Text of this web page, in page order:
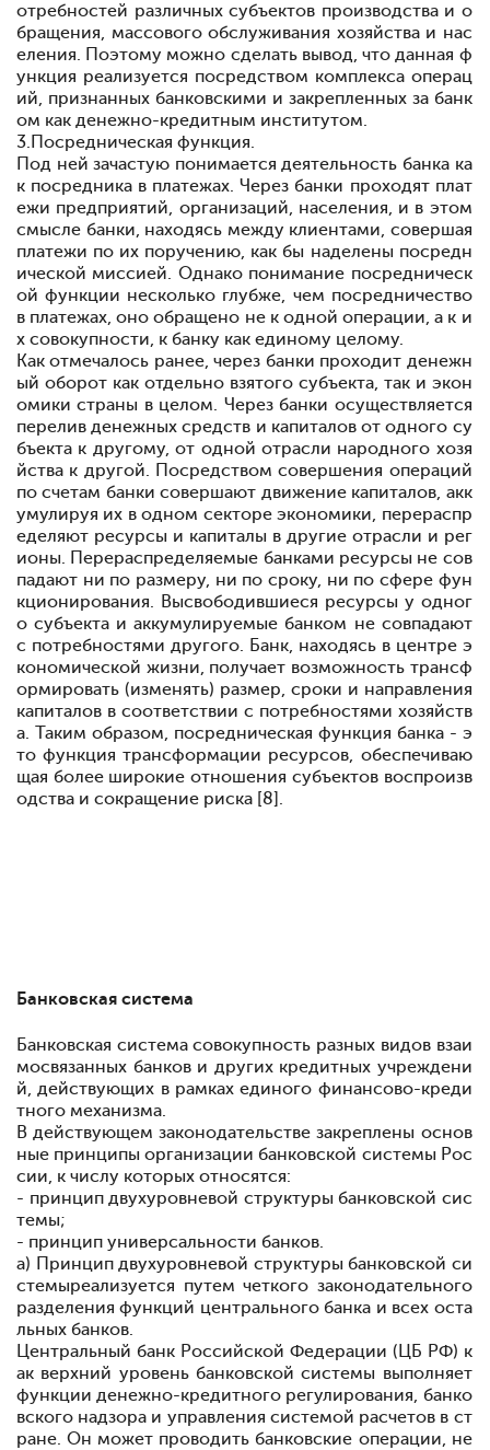
отребностей различных субъектов производства и о
бращения, массового обслуживания хозяйства и нас
еления. Поэтому можно сделать вывод, что данная ф
ункция реализуется посредством комплекса операц
ий, признанных банковскими и закрепленных за банк
ом как денежно-кредитным институтом.
3. Посредническая функция.
Под ней зачастую понимается деятельность банка ка
к посредника в платежах. Через банки проходят плат
ежи предприятий, организаций, населения, и в этом
смысле банки, находясь между клиентами, совершая
платежи по их поручению, как бы наделены посредн
ической миссией. Однако понимание посредническ
ой функции несколько глубже, чем посредничество
в платежах, оно обращено не к одной операции, а к и
х совокупности, к банку как единому целому.
Как отмечалось ранее, через банки проходит денежн
ый оборот как отдельно взятого субъекта, так и экон
омики страны в целом. Через банки осуществляется
перелив денежных средств и капиталов от одного су
бъекта к другому, от одной отрасли народного хозя
йства к другой. Посредством совершения операций
по счетам банки совершают движение капиталов, акк
умулируя их в одном секторе экономики, перераспр
еделяют ресурсы и капиталы в другие отрасли и рег
ионы. Перераспределяемые банками ресурсы не сов
падают ни по размеру, ни по сроку, ни по сфере фун
кционирования. Высвободившиеся ресурсы у одног
о субъекта и аккумулируемые банком не совпадают
с потребностями другого. Банк, находясь в центре э
кономической жизни, получает возможность трансф
ормировать (изменять) размер, сроки и направления
капиталов в соответствии с потребностями хозяйств
а. Таким образом, посредническая функция банка - э
то функция трансформации ресурсов, обеспечиваю
щая более широкие отношения субъектов воспроизв
одства и сокращение риска [8].
Банковская система
Банковская системасовокупность разных видов взаи
мосвязанных банков и других кредитных учреждени
й, действующих в рамках единого финансово-креди
тного механизма.
В действующем законодательстве закреплены основ
ные принципы организации банковской системы Рос
сии, к числу которых относятся:
- принцип двухуровневой структуры банковской сис
темы;
- принцип универсальности банков.
а) Принцип двухуровневой структуры банковской си
стемыреализуется путем четкого законодательного
разделения функций центрального банка и всех оста
льных банков.
Центральный банк Российской Федерации (ЦБ РФ) к
ак верхний уровень банковской системы выполняет
функции денежно-кредитного регулирования, банко
вского надзора и управления системой расчетов в ст
ране. Он может проводить банковские операции, не